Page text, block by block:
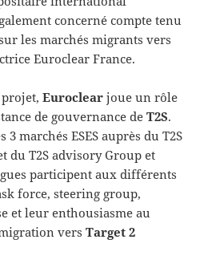
concerné compte tenu
les marchés migrants vers
Euroclear France.
projet,Euroclear joue un rôle
de gouvernance deT2S.
3 marchés ESES auprès du T2S
du T2S advisory Group et
participent aux différents
force, steering group,
et leur enthousiasme au
versTarget 2